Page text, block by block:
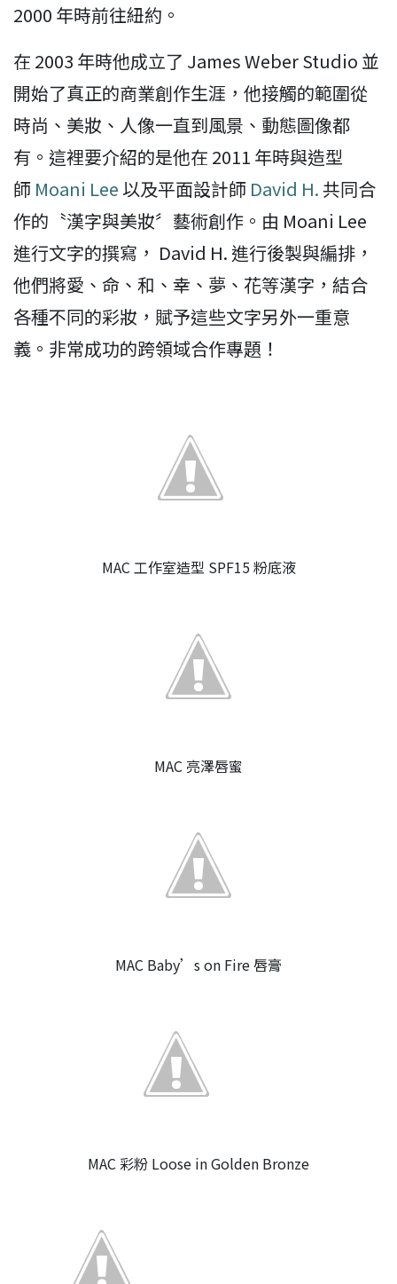
2000 年時前往紐約。
在 2003 年時他成立了 James Weber Studio 並
開始了真正的商業創作生涯，他接觸的範圍從
時尚、美妝、人像一直到風景、動態圖像都
有。這裡要介紹的是他在 2011 年時與造型
師 Moani Lee 以及平面設計師 David H.共同合
作的〝漢字與美妝〞藝術創作。由 Moani Lee
進行文字的撰寫， David H. 進行後製與編排，
他們將愛、命、和、幸、夢、花等漢字，結合
各種不同的彩妝，賦予這些文字另外一重意
義。非常成功的跨領域合作專題！
MAC 工作室造型 SPF15 粉底液
MAC 亮澤唇蜜
MAC Baby’s on Fire 唇膏
MAC 彩粉 Loose in Golden Bronze